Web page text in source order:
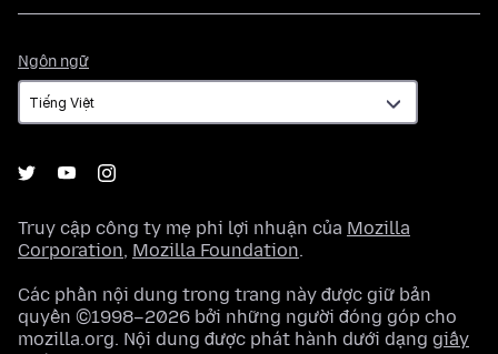
Ngôn ngữ
ngữ
Truy cập công ty mẹ phi lợi nhuận của Mozilla
Corporation, Mozilla Foundation.
Các phần nội dung trong trang này được giữ bản
quyền ©1998–2026 bởi những người đóng góp cho
mozilla.org. Nội dung được phát hành dưới dạng giấy